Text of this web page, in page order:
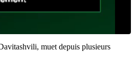
muet depuis plusieurs